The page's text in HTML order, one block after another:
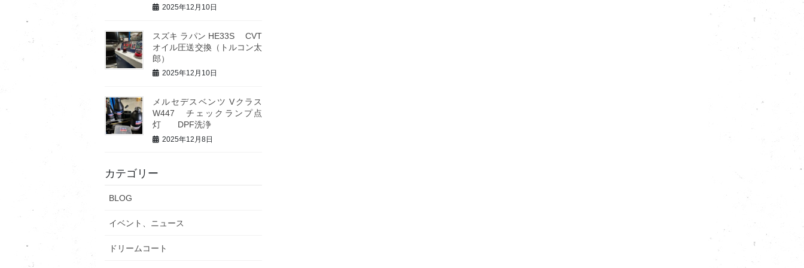
2025年12月10日
スズキ ラパン HE33S CVT
オイル圧送交換（トルコン太
郎）
2025年12月10日
メルセデスベンツ Vクラス
W447 チェックランプ点
灯 DPF洗浄
2025年12月8日
カテゴリー
BLOG
イベント、ニュース
ドリームコート